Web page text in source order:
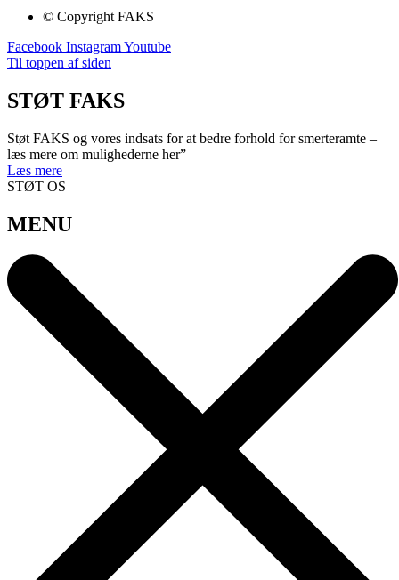
© Copyright FAKS
Facebook InstagramYoutube
Til toppen af siden
STØT FAKS
Støt FAKS og vores indsats for at bedre forhold for smerteramte –
læs mere om mulighederne her”
Læs mere
STØT OS
MENU